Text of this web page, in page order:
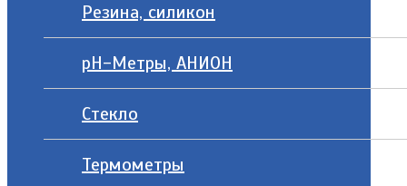
Резина, силикон
рН-Метры, АНИОН
Стекло
Термометры